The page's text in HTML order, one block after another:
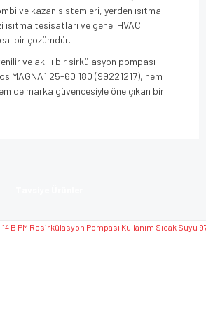
ve kazan sistemleri, yerden ısıtma
ısıtma tesisatları ve genel HVAC
bir çözümdür.
ve akıllı bir sirkülasyon pompası
MAGNA1 25-60 180 (99221217), hem
de marka güvencesiyle öne çıkan bir
Yorum Yaz